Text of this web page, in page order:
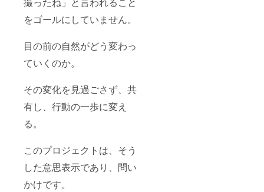
をゴールにしていません。
目の前の自然がどう変わっ
ていくのか。
その変化を見過ごさず、共
有し、行動の一歩に変え
る。
このプロジェクトは、そう
した意思表示であり、問い
かけです。